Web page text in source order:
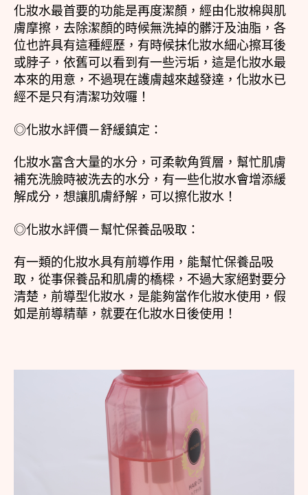
化妝水最首要的功能是再度潔顏，經由化妝棉與肌
膚摩擦，去除潔顏的時候無洗掉的髒汙及油脂，各
位也許具有這種經歷，有時候抹化妝水細心擦耳後
或脖子，依舊可以看到有一些污垢，這是化妝水最
本來的用意，不過現在護膚越來越發達，化妝水已
經不是只有清潔功效囉！
◎化妝水評價－舒緩鎮定：
化妝水富含大量的水分，可柔軟角質層，幫忙肌膚
補充洗臉時被洗去的水分，有一些化妝水會增添緩
解成分，想讓肌膚紓解，可以擦化妝水！
◎化妝水評價－幫忙保養品吸取：
有一類的化妝水具有前導作用，能幫忙保養品吸
取，從事保養品和肌膚的橋樑，不過大家絕對要分
清楚，前導型化妝水，是能夠當作化妝水使用，假
如是前導精華，就要在化妝水日後使用！